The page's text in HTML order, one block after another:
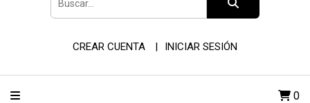
CREAR CUENTA INICIAR SESIÓN
0